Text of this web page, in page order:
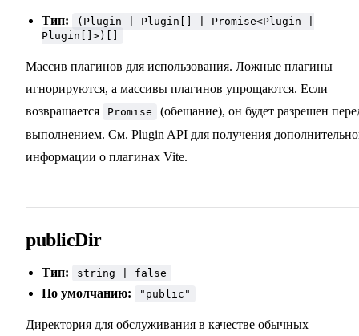
Тип:
(Plugin | Plugin[] | Promise<Plugin |
Plugin[]>)[]
Массив плагинов для использования. Ложные плагины
игнорируются, а массивы плагинов упрощаются. Если
возвращается
Promise
(обещание), он будет разрешен
выполнением. См. Plugin API для получения
информации о плагинах Vite.
publicDir
Тип: string | false
По умолчанию: "public"
Директория для обслуживания в качестве обычных